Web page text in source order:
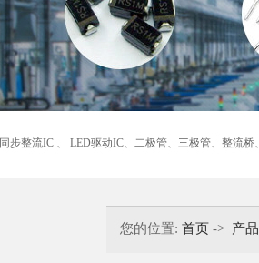
同步整流IC 、 LED驱动IC、 二极管、 三极管、 整流桥
您的位置: 首页 -> 产